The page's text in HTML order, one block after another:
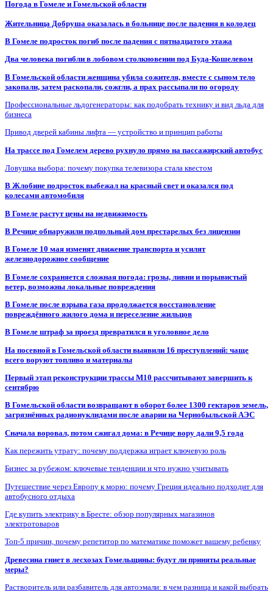
Погода в Гомеле и Гомельской области
Жительница Добруша оказалась в больнице после падения в колодец
В Гомеле подросток погиб после падения с пятнадцатого этажа
Два человека погибли в лобовом столкновении под Буда-Кошелевом
В Гомельской области женщина убила сожителя, вместе с сыном тело
закопали, затем раскопали, сожгли, а прах рассыпали по огороду
Профессиональные льдогенераторы: как подобрать технику и вид льда для
бизнеса
Привод дверей кабины лифта — устройство и принцип работы
На трассе под Гомелем дерево рухнуло прямо на пассажирский автобус
Ловушка выбора: почему покупка телевизора стала квестом
В Жлобине подросток выбежал на красный свет и оказался под
колесами автомобиля
В Гомеле растут цены на недвижимость
В Речице обнаружили подпольный дом престарелых без лицензии
В Гомеле 10 мая изменят движение транспорта и усилят
железнодорожное сообщение
В Гомеле сохраняется сложная погода: грозы, ливни и порывистый
ветер, возможны локальные повреждения
В Гомеле после взрыва газа продолжается восстановление
повреждённого жилого дома и переселение жильцов
В Гомеле штраф за проезд превратился в уголовное дело
На посевной в Гомельской области выявили 16 преступлений: чаще
всего воруют топливо и материалы
Первый этап реконструкции трассы М10 рассчитывают завершить к
сентябрю
В Гомельской области возвращают в оборот более 1300 гектаров земель,
загрязнённых радионуклидами после аварии на Чернобыльской АЭС
Сначала воровал, потом сжигал дома: в Речице вору дали 9,5 года
Как пережить утрату: почему поддержка играет ключевую роль
Бизнес за рубежом: ключевые тенденции и что нужно учитывать
Путешествие через Европу к морю: почему Греция идеально подходит для
автобусного отдыха
Где купить электрику в Бресте: обзор популярных магазинов
электротоваров
Топ-5 причин, почему репетитор по математике поможет вашему ребенку
Древесина гниет в лесхозах Гомельщины: будут ли приняты реальные
меры?
Растворитель или разбавитель для автоэмали: в чем разница и какой выбрать